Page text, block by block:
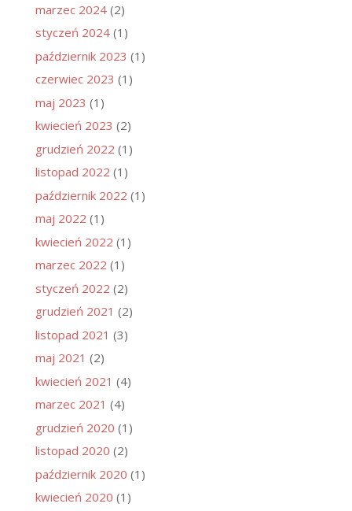
marzec 2024(2)
styczeń 2024(1)
październik 2023 (1)
czerwiec 2023 (1)
maj 2023 (1)
kwiecień 2023 (2)
grudzień 2022 (1)
listopad 2022 (1)
październik 2022 (1)
maj 2022 (1)
kwiecień 2022 (1)
marzec 2022 (1)
styczeń 2022 (2)
grudzień 2021 (2)
listopad 2021 (3)
maj 2021 (2)
kwiecień 2021 (4)
marzec 2021 (4)
grudzień 2020 (1)
listopad 2020 (2)
październik 2020 (1)
kwiecień 2020 (1)